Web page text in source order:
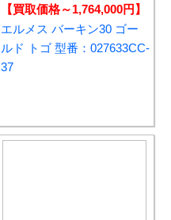
【買取価格～1,764,000円】
エルメス バーキン30 ゴー
ルド トゴ 型番：027633CC-
37